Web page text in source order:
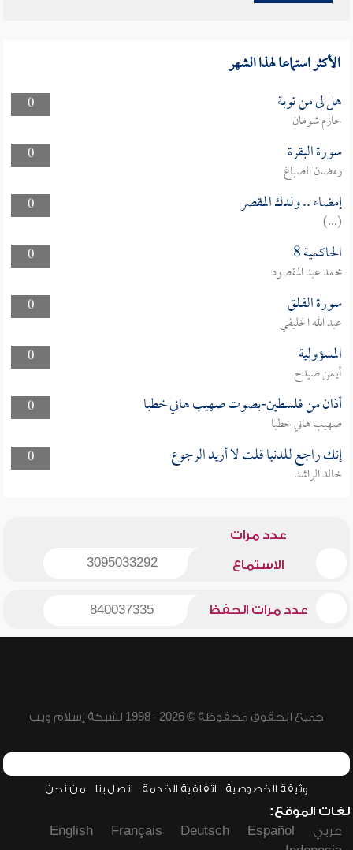
الأكثر استماعا لهذا الشهر
0 هل لى من توبة
حازم شومان
0
سورة البقرة
رمضان الصباغ
0
إمضاء .. ولدك المقصر
(...)
0
الحاكمية 8
محمد عبد المقصود
0
سورة الفلق
عبد الله الخليفي
0
المسؤولية
أيمن صيدح
0
أذان من فلسطين-بصوت صهيب هاني خطبا
صهيب هاني خطبا
0
إنك راجع للدنيا قلت لا أريد الرجوع
خالد الراشد
عدد مرات
الاستماع 3095033292
عدد مرات الحفظ 840037335
جميع الحقوق محفوظة © 2026 - 1998 لشبكة إسلام ويب
وثيقة الخصوصية اتفاقية الخدمة اتصل بنا من نحن
لغات الموقع:
عربي
Español
Deutsch
Français
English